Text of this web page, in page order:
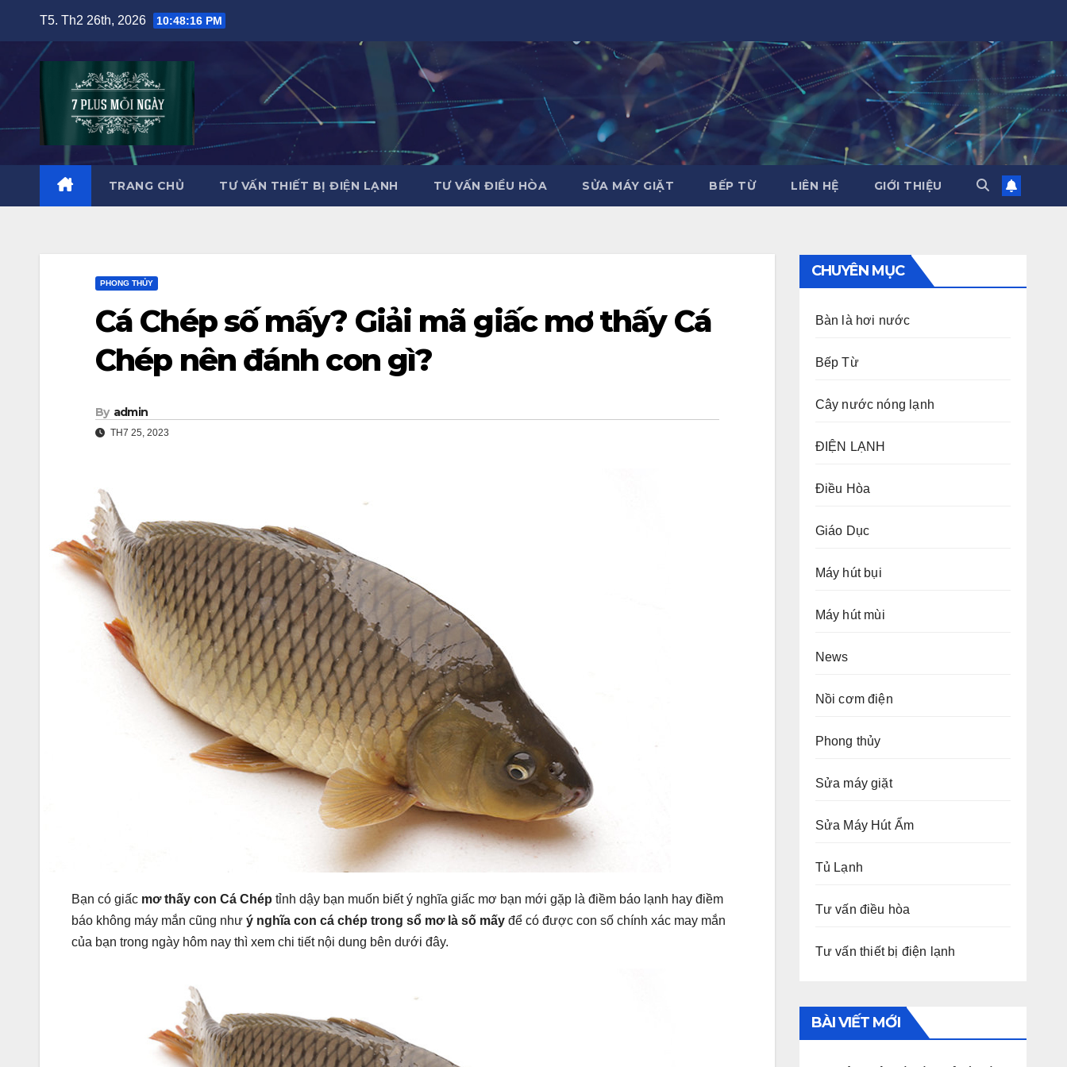
content
T5. Th2 26th, 2026 10:48:17 PM
TRANG CHỦ TƯ VẤN THIẾT BỊ ĐIỆN LẠNH TƯ VẤN ĐIỀU HÒA SỬA MÁY GIẶT BẾP TỪ LIÊN HỆ GIỚI THIỆU
PHONG THỦY
Cá Chép số mấy? Giải mã giấc mơ thấy Cá
Chép nên đánh con gì?
By admin
TH7 25, 2023
Bạn có giấc mơ thấy con Cá Chép tỉnh dậy bạn muốn biết ý nghĩa giấc mơ bạn mới gặp là điềm báo lạnh hay điềm
báo không máy mắn cũng như ý nghĩa con cá chép trong sổ mơ là số mấy để có được con số chính xác may mắn
của bạn trong ngày hôm nay thì xem chi tiết nội dung bên dưới đây.
CHUYÊN MỤC
Bàn là hơi nước
Bếp Từ
Cây nước nóng lạnh
ĐIỆN LẠNH
Điều Hòa
Giáo Dục
Máy hút bụi
Máy hút mùi
News
Nồi cơm điện
Phong thủy
Sửa máy giặt
Sửa Máy Hút Ẩm
Tủ Lạnh
Tư vấn điều hòa
Tư vấn thiết bị điện lạnh
BÀI VIẾT MỚI